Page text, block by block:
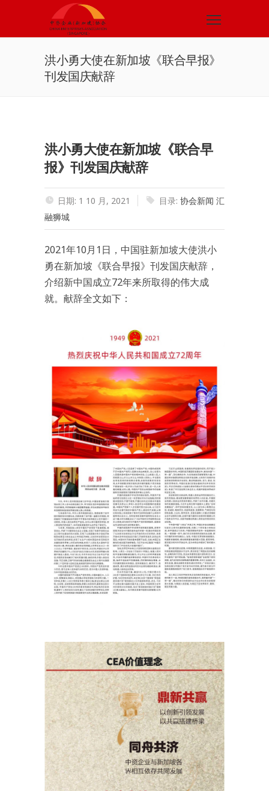
洪小勇大使在新加坡《联合早报》
刊发国庆献辞
洪小勇大使在新加坡《联合早
报》刊发国庆献辞
日期: 1 10 月, 2021 目录: 协会新闻 汇
融狮城
2021年10月1日，中国驻新加坡大使洪小
勇在新加坡《联合早报》刊发国庆献辞，
介绍新中国成立72年来所取得的伟大成
就。献辞全文如下：